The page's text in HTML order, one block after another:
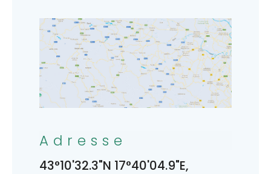
Adresse
43°10'32.3"N 17°40'04.9"E,